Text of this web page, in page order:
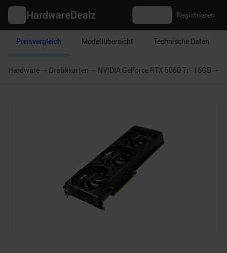
HardwareDealz Registrieren
Preisvergleich Modellübersicht Technische Daten
Hardware Grafikkarten NVIDIA GeForce RTX 5060 Ti - 16GB